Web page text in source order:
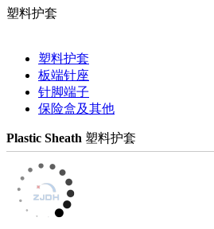
塑料护套
塑料护套
板端针座
针脚端子
保险盒及其他
Plastic Sheath 塑料护套